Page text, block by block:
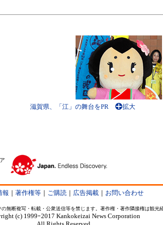
滋賀県、「江」の舞台をPR 拡大
報 ｜ 著作権等｜ ご購読｜ 広告掲載｜ お問い合わせ
無断複写・転載・公衆送信等を禁じます。著作権・著作隣接権は観光
(c) 1999ｰ2017 Kankokeizai News Corporation